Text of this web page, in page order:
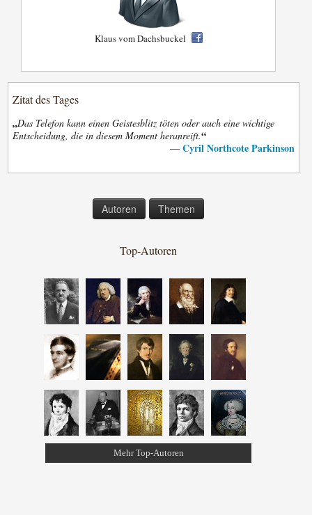
Klaus vom Dachsbuckel
Zitat des Tages
„Das Telefon kann einen Geistesblitz töten oder auch eine wichtige
Entscheidung, die in diesem Moment heranreift.“
— Cyril Northcote Parkinson
Autoren Themen
Top-Autoren
Mehr Top-Autoren